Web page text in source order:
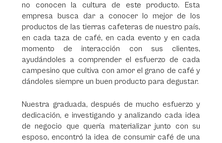
no conocen la cultura de este producto. Esta
empresa busca dar a conocer lo mejor de los
productos de las tierras cafeteras de nuestro país,
en cada taza de café, en cada evento y en cada
momento de interacción con sus clientes,
ayudándoles a comprender el esfuerzo de cada
campesino que cultiva con amor el grano de café y
dándoles siempre un buen producto para degustar.
Nuestra graduada, después de mucho esfuerzo y
dedicación, e investigando y analizando cada idea
de negocio que quería materializar junto con su
esposo, encontró la idea de consumir café de una